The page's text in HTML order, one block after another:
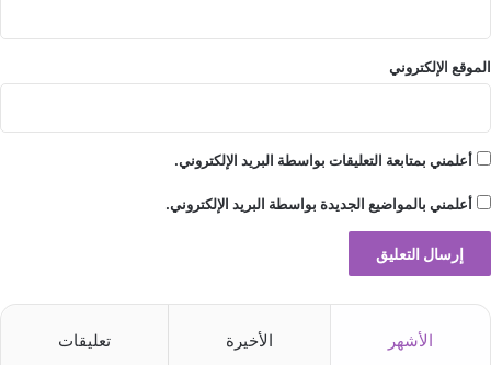
الموقع الإلكتروني
أعلمني بمتابعة التعليقات بواسطة البريد الإلكتروني.
أعلمني بالمواضيع الجديدة بواسطة البريد الإلكتروني.
الأشهر الأخيرة تعليقات